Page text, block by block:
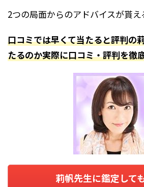
2つの局面からのアドバイスが貰え
口コミでは早くて当たると評判の
たるのか実際に口コミ・評判を徹
莉帆先生に鑑定して